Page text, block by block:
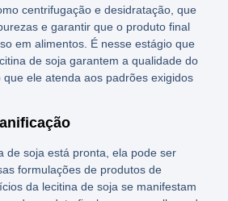
centrifugação e desidratação, que
e garantir que o produto final
em alimentos. É nesse estágio que
de soja garantem a qualidade do
ele atenda aos padrões exigidos
de soja está pronta, ela pode ser
formulações de produtos de
da lecitina de soja se manifestam